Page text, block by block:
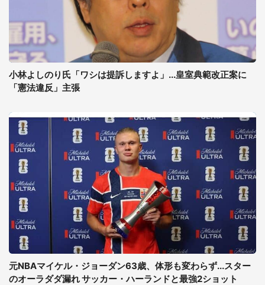
小林よしのり氏「ワシは提訴しますよ」...皇室典範改正案に
「憲法違反」主張
元NBAマイケル・ジョーダン63歳、体形も変わらず...スター
のオーラダダ漏れ サッカー・ハーランドと最強2ショット